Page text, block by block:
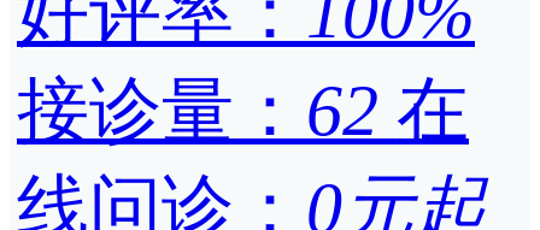
接诊量： 62 在
线问诊： 0元起